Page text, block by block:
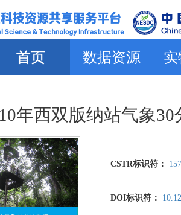
首页 数据资源
年西双版纳站气象30
CSTR标识符：
DOI标识符：